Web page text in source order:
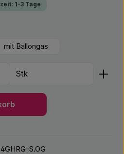
1-3 Tage
mit Ballongas
den gewünschten Wert ein
Stk
S.OG